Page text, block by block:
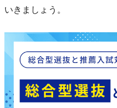
いきましょう。